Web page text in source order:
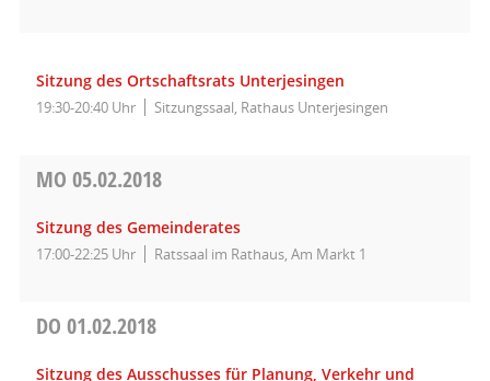
Sitzung des Ortschaftsrats Unterjesingen
19:30-20:40 Uhr Sitzungssaal, Rathaus Unterjesingen
MO 05.02.2018
Sitzung des Gemeinderates
17:00-22:25 Uhr Ratssaal im Rathaus, Am Markt 1
DO 01.02.2018
Sitzung des Ausschusses für Planung, Verkehr und